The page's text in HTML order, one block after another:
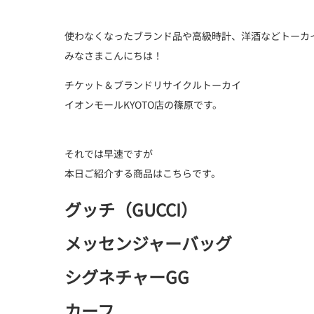
使わなくなったブランド品や高級時計、洋酒などトーカ
みなさまこんにちは！
チケット＆ブランドリサイクルトーカイ
イオンモールKYOTO店の篠原です。
それでは早速ですが
本日ご紹介する商品はこちらです。
グッチ（GUCCI）
メッセンジャーバッグ
シグネチャーGG